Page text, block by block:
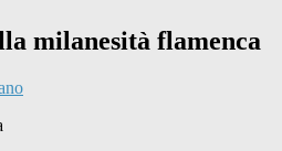
milanesità flamenca